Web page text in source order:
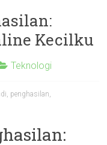
Kecilku
Teknologi
, penghasilan,